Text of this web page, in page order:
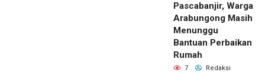
Pascabanjir, Warga
Arabungong Masih
Menunggu
Bantuan Perbaikan
Rumah
7 Redaksi